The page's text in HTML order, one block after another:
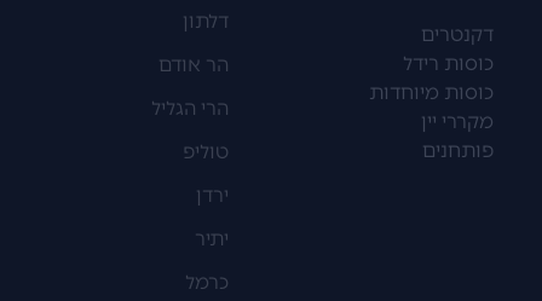
דקנטרים
כוסות רידל
כוסות מיוחדות
מקררי יין
פותחנים
דלתון
הר אודם
הרי הגליל
טוליפ
ירדן
יתיר
כרמל